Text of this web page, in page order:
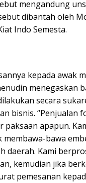
mengandung
dibantah oleh
Indo Semesta.
kepada awak
menegaskan
secara
bisnis. “Penjualan
paksaan apapun.
membawa-bawa
daerah. Kami
kemudian jika
pemesanan